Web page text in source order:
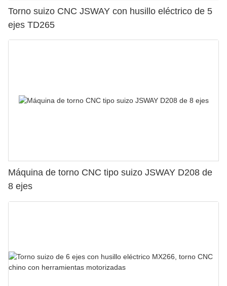
Torno suizo CNC JSWAY con husillo eléctrico de 5
ejes TD265
Máquina de torno CNC tipo suizo JSWAY D208 de
8 ejes